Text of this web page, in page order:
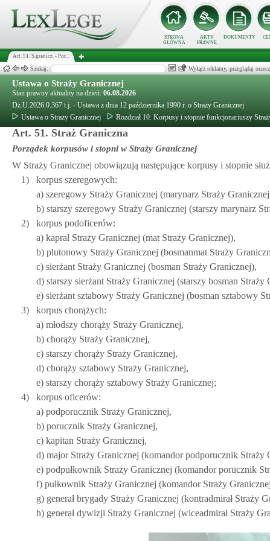
STRONA
GŁÓWNA
AKTY
PRAWNE
DOKUMENTY
Art. 51. S.granicz. - Por...
Szukaj: Wyłącz reklamy, przeglądaj
Ustawa o Straży Granicznej
Stan prawny aktualny na dzień: 06.08.2026
Dz.U.2026.0.367 t.j. - Ustawa z dnia 12 października 1990 r. o Straży Granicznej
Ustawa o Straży Granicznej
Rozdział 10. Korpusy i stopnie funkcjonariuszy
Art. 51. Straż Graniczna
Porządek korpusów i stopni w Straży Granicznej
W Straży Granicznej obowiązują następujące korpusy i stopnie
1)
korpus szeregowych:
a) szeregowy Straży Granicznej (marynarz Straży
b) starszy szeregowy Straży Granicznej (starszy marynarz
2)
korpus podoficerów:
a) kapral Straży Granicznej (mat Straży Granicznej),
b) plutonowy Straży Granicznej (bosmanmat Straży
c) sierżant Straży Granicznej (bosman Straży Granicznej),
d) starszy sierżant Straży Granicznej (starszy bosman Straży
e) sierżant sztabowy Straży Granicznej (bosman sztabowy
3)
korpus chorążych:
a) młodszy chorąży Straży Granicznej,
b) chorąży Straży Granicznej,
c) starszy chorąży Straży Granicznej,
d) chorąży sztabowy Straży Granicznej,
e) starszy chorąży sztabowy Straży Granicznej;
4)
korpus oficerów:
a) podporucznik Straży Granicznej,
b) porucznik Straży Granicznej,
c) kapitan Straży Granicznej,
d) major Straży Granicznej (komandor podporucznik Straży
e) podpułkownik Straży Granicznej (komandor porucznik
f) pułkownik Straży Granicznej (komandor Straży
g) generał brygady Straży Granicznej (kontradmirał Straży
h) generał dywizji Straży Granicznej (wiceadmirał Straży